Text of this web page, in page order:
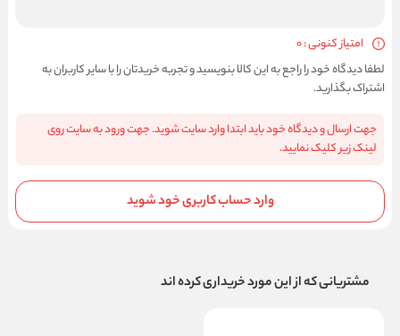
امتیاز کنونی : 0
لطفا دیدگاه خود را راجع به این کالا بنویسید و تجربه خریدتان را با سایر کاربران به
اشتراک بگذارید.
جهت ارسال و دیدگاه خود باید ابتدا وارد سایت شوید. جهت ورود به سایت روی
لینک زیر کلیک نمایید.
وارد حساب کاربری خود شوید
مشتریانی که از این مورد خریداری کرده اند